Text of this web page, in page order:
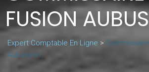
FUSION
Expert Comptable En Ligne >
Aubusson